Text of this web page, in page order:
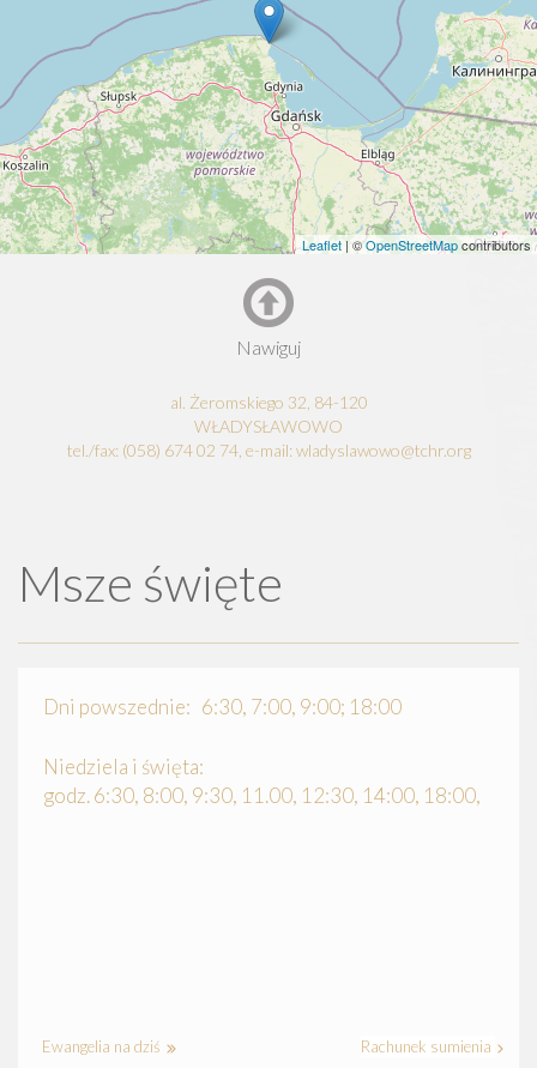
Leaflet | ©OpenStreetMapcontributors
Nawiguj
al. Żeromskiego 32, 84-120
WŁADYSŁAWOWO
tel./fax: (058) 674 02 74, e-mail: wladyslawowo@tchr.org
Msze święte
Dni powszednie: 6:30, 7:00, 9:00; 18:00
Niedziela i święta:
godz. 6:30, 8:00, 9:30, 11.00, 12:30, 14:00, 18:00,
Ewangelia na dziś Rachunek sumienia